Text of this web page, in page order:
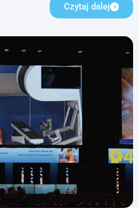
Czytaj dalej